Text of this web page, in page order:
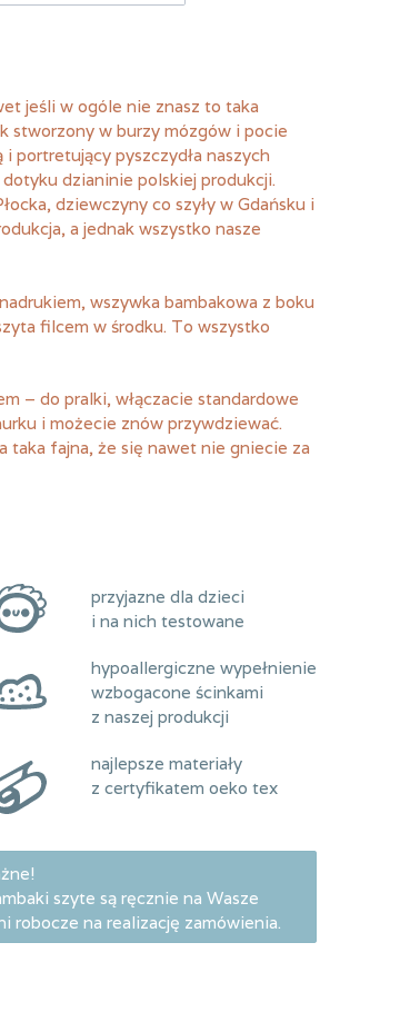
jeśli w ogóle nie znasz to taka
stworzony w burzy mózgów i pocie
portretujący pyszczydła naszych
dzianinie polskiej produkcji.
dziewczyny co szyły w Gdańsku i
a jednak wszystko nasze
wszywka bambakowa z boku
filcem w środku. To wszystko
– do pralki, włączacie standardowe
i możecie znów przywdziewać.
taka fajna, że się nawet nie gniecie za
przyjazne dla dzieci
i na nich testowane
hypoallergiczne wypełnienie
wzbogacone ścinkami
z naszej produkcji
najlepsze materiały
z certyfikatem oeko tex
szyte są ręcznie na Wasze
robocze na realizację zamówienia.